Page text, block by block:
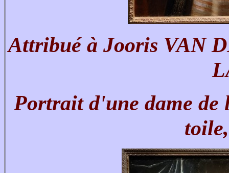
Attribué à Jooris VAN
Portrait d'une dame